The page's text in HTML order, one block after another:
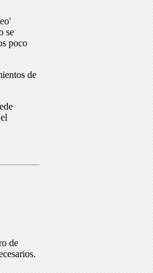
se
poco
de
de